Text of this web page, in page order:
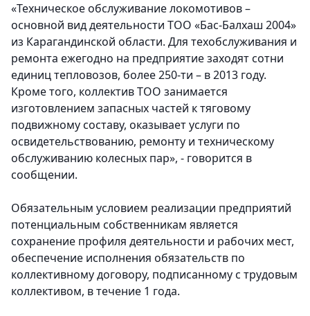
«Техническое обслуживание локомотивов –
основной вид деятельности ТОО «Бас-Балхаш 2004»
из Карагандинской области. Для техобслуживания и
ремонта ежегодно на предприятие заходят сотни
единиц тепловозов, более 250-ти – в 2013 году.
Кроме того, коллектив ТОО занимается
изготовлением запасных частей к тяговому
подвижному составу, оказывает услуги по
освидетельствованию, ремонту и техническому
обслуживанию колесных пар», - говорится в
сообщении.
Обязательным условием реализации предприятий
потенциальным собственникам является
сохранение профиля деятельности и рабочих мест,
обеспечение исполнения обязательств по
коллективному договору, подписанному с трудовым
коллективом, в течение 1 года.